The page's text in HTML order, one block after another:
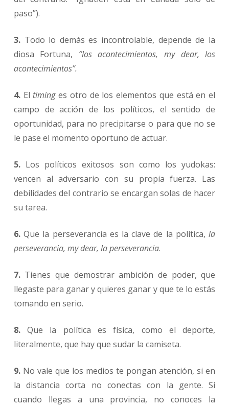
paso”).
3.Todo lo demás es incontrolable, depende de la
diosa Fortuna, “los acontecimientos, my dear, los
acontecimientos”.
4.El timinges otro de los elementos que está en el
campo de acción de los políticos, el sentido de
oportunidad, para no precipitarse o para que no se
le pase el momento oportuno de actuar.
5.Los políticos exitosos son como los yudokas:
vencen al adversario con su propia fuerza. Las
debilidades del contrario se encargan solas de hacer
su tarea.
6.Que la perseverancia es la clave de la política,la
perseverancia, my dear, la perseverancia.
7.Tienes que demostrar ambición de poder, que
llegaste para ganar y quieres ganar y que te lo estás
tomando en serio.
8.Que la política es física, como el deporte,
literalmente, que hay que sudar la camiseta.
9.No vale que los medios te pongan atención, si en
la distancia corta no conectas con la gente. Si
cuando llegas a una provincia, no conoces la